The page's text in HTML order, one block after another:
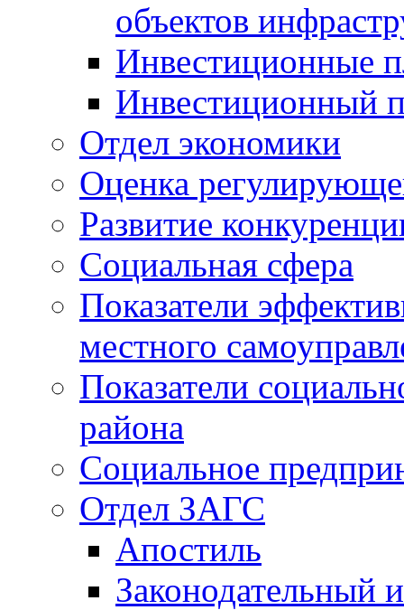
объектов
Инвестиционные
Инвестиционный
Отдел экономики
Оценка
Развитие
Социальная сфера
Показатели
местного
Показатели
района
Социальное
Отдел ЗАГС
Апостиль
Законодательный